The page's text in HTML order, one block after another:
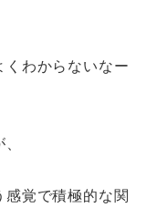
わからないなー
感覚で積極的な関